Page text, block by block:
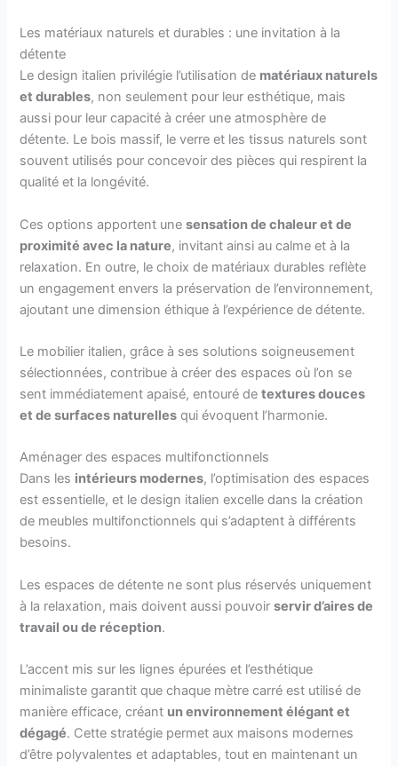
Les matériaux naturels et durables : une invitation à la
détente
Le design italien privilégie l’utilisation de matériaux naturels
et durables, non seulement pour leur esthétique, mais
aussi pour leur capacité à créer une atmosphère de
détente. Le bois massif, le verre et les tissus naturels sont
souvent utilisés pour concevoir des pièces qui respirent la
qualité et la longévité.
Ces options apportent unesensation de chaleur et de
proximité avec la nature, invitant ainsi au calme et à la
relaxation. En outre, le choix de matériaux durables reflète
un engagement envers la préservation de l’environnement,
ajoutant une dimension éthique à l’expérience de détente.
Le mobilier italien, grâce à ses solutions soigneusement
sélectionnées, contribue à créer des espaces où l’on se
sent immédiatement apaisé, entouré detextures douces
et de surfaces naturelles qui évoquent l’harmonie.
Aménager des espaces multifonctionnels
Dans les intérieurs modernes, l’optimisation des espaces
est essentielle, et le design italien excelle dans la création
de meubles multifonctionnels qui s’adaptent à différents
besoins.
Les espaces de détente ne sont plus réservés uniquement
à la relaxation, mais doivent aussi pouvoirservir d’aires de
travail ou de réception.
L’accent mis sur les lignes épurées et l’esthétique
minimaliste garantit que chaque mètre carré est utilisé de
manière efficace, créant un environnement élégant et
dégagé. Cette stratégie permet aux maisons modernes
d’être polyvalentes et adaptables, tout en maintenant un